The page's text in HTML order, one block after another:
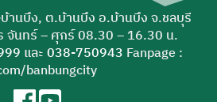
านบึง, ต.บ้านบึง อ.บ้านบึง จ.ชลบุรี
จันทร์ – ศุกร์ 08.30 – 16.30 น.
และ 038-750943 Fanpage :
banbungcity